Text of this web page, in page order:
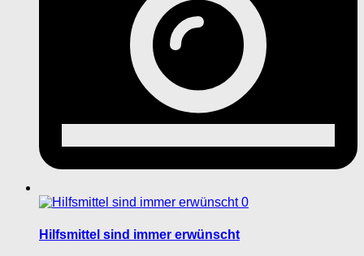
0
Hilfsmittel sind immer erwünscht